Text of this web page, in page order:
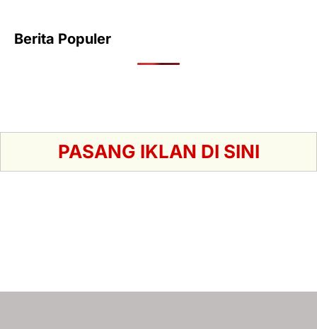
Berita Populer
PASANG IKLAN DI SINI